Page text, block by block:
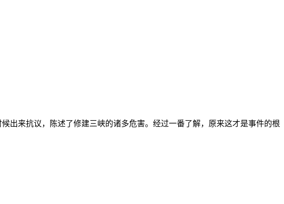
出来抗议，陈述了修建三峡的诸多危害。经过一番了解，原来这才是事件的根